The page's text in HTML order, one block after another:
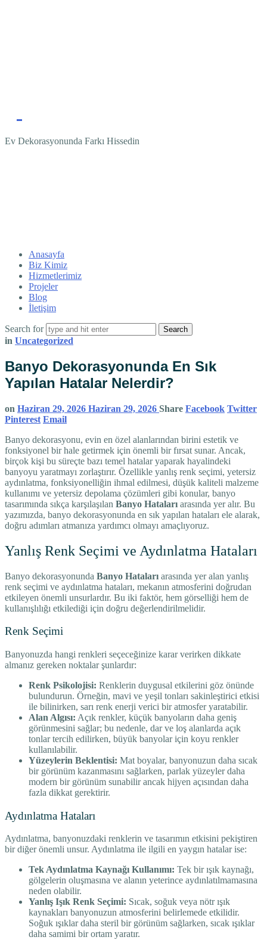
Ev Dekorasyonunda Farkı Hissedin
Anasayfa
Biz Kimiz
Hizmetlerimiz
Projeler
Blog
İletişim
Search for
in Uncategorized
Banyo Dekorasyonunda En Sık
Yapılan Hatalar Nelerdir?
on Haziran 29, 2026 Haziran 29, 2026 Share Facebook Twitter
Pinterest Email
Banyo dekorasyonu, evin en özel alanlarından birini estetik ve
fonksiyonel bir hale getirmek için önemli bir fırsat sunar. Ancak,
birçok kişi bu süreçte bazı temel hatalar yaparak hayalindeki
banyoyu yaratmayı zorlaştırır. Özellikle yanlış renk seçimi, yetersiz
aydınlatma, fonksiyonelliğin ihmal edilmesi, düşük kaliteli malzeme
kullanımı ve yetersiz depolama çözümleri gibi konular, banyo
tasarımında sıkça karşılaşılan Banyo Hataları arasında yer alır. Bu
yazımızda, banyo dekorasyonunda en sık yapılan hataları ele alarak,
doğru adımları atmanıza yardımcı olmayı amaçlıyoruz.
Yanlış Renk Seçimi ve Aydınlatma Hataları
Banyo dekorasyonunda Banyo Hataları arasında yer alan yanlış
renk seçimi ve aydınlatma hataları, mekanın atmosferini doğrudan
etkileyen önemli unsurlardır. Bu iki faktör, hem görselliği hem de
kullanışlılığı etkilediği için doğru değerlendirilmelidir.
Renk Seçimi
Banyonuzda hangi renkleri seçeceğinize karar verirken dikkate
almanız gereken noktalar şunlardır:
Renk Psikolojisi: Renklerin duygusal etkilerini göz önünde
bulundurun. Örneğin, mavi ve yeşil tonları sakinleştirici etkisi
ile bilinirken, sarı renk enerji verici bir atmosfer yaratabilir.
Alan Algısı: Açık renkler, küçük banyoların daha geniş
görünmesini sağlar; bu nedenle, dar ve loş alanlarda açık
tonlar tercih edilirken, büyük banyolar için koyu renkler
kullanılabilir.
Yüzeylerin Beklentisi: Mat boyalar, banyonuzun daha sıcak
bir görünüm kazanmasını sağlarken, parlak yüzeyler daha
modern bir görünüm sunabilir ancak hijyen açısından daha
fazla dikkat gerektirir.
Aydınlatma Hataları
Aydınlatma, banyonuzdaki renklerin ve tasarımın etkisini pekiştiren
bir diğer önemli unsur. Aydınlatma ile ilgili en yaygın hatalar ise:
Tek Aydınlatma Kaynağı Kullanımı: Tek bir ışık kaynağı,
gölgelerin oluşmasına ve alanın yeterince aydınlatılmamasına
neden olabilir.
Yanlış Işık Renk Seçimi: Sıcak, soğuk veya nötr ışık
kaynakları banyonuzun atmosferini belirlemede etkilidir.
Soğuk ışıklar daha steril bir görünüm sağlarken, sıcak ışıklar
daha samimi bir ortam yaratır.